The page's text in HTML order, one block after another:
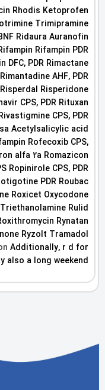
Rhodis Ketoprofen
Trimipramine
Ridaura Auranofin
Rifampin PDR
PDR Rimactane
AHF, PDR
Risperidone
CPS, PDR Rituxan
CPS, PDR
Acetylsalicylic acid
Rofecoxib CPS,
alfa 2a Romazicon
Ropinirole CPS, PDR
PDR Roubac
Roxicet Oxycodone
Rulid
Rynatan
Ryzolt Tramadol
Additionally, r d for
also a long weekend